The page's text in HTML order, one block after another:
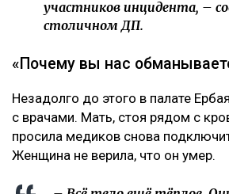
участников инцидента, –
столичном ДП.
«Почему вы нас
Незадолго до этого в палате
с врачами. Мать, стоя рядом с
просила медиков снова
Женщина не верила, что он умер.